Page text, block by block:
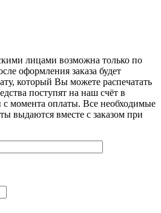
лицами возможна только по
оформления заказа будет
который Вы можете распечатать
поступят на наш счёт в
с момента оплаты. Все необходимые
выдаются вместе с заказом при